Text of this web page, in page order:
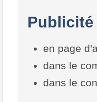
en page
dans le
dans le